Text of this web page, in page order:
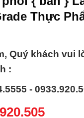
Thực
Quý khách vui
:
-